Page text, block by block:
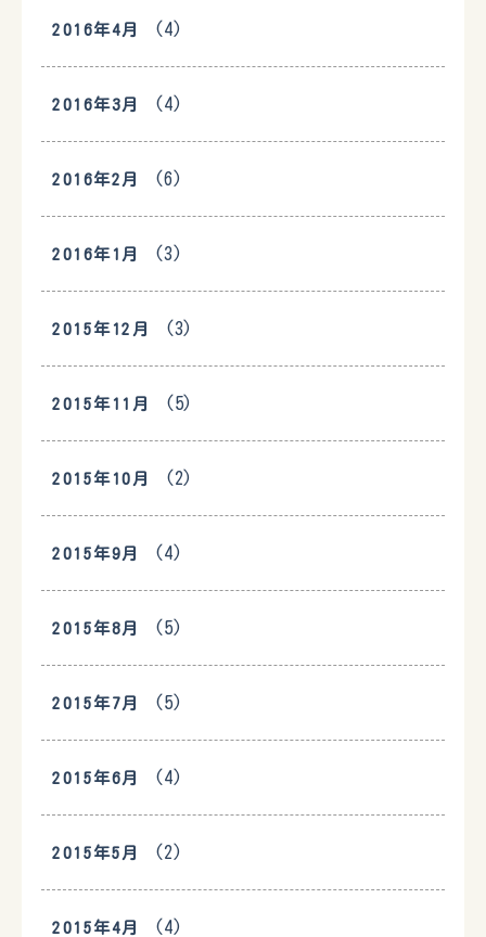
2016年4月 (4)
2016年3月 (4)
2016年2月 (6)
2016年1月 (3)
2015年12月 (3)
2015年11月 (5)
2015年10月 (2)
2015年9月 (4)
2015年8月 (5)
2015年7月 (5)
2015年6月 (4)
2015年5月 (2)
2015年4月 (4)